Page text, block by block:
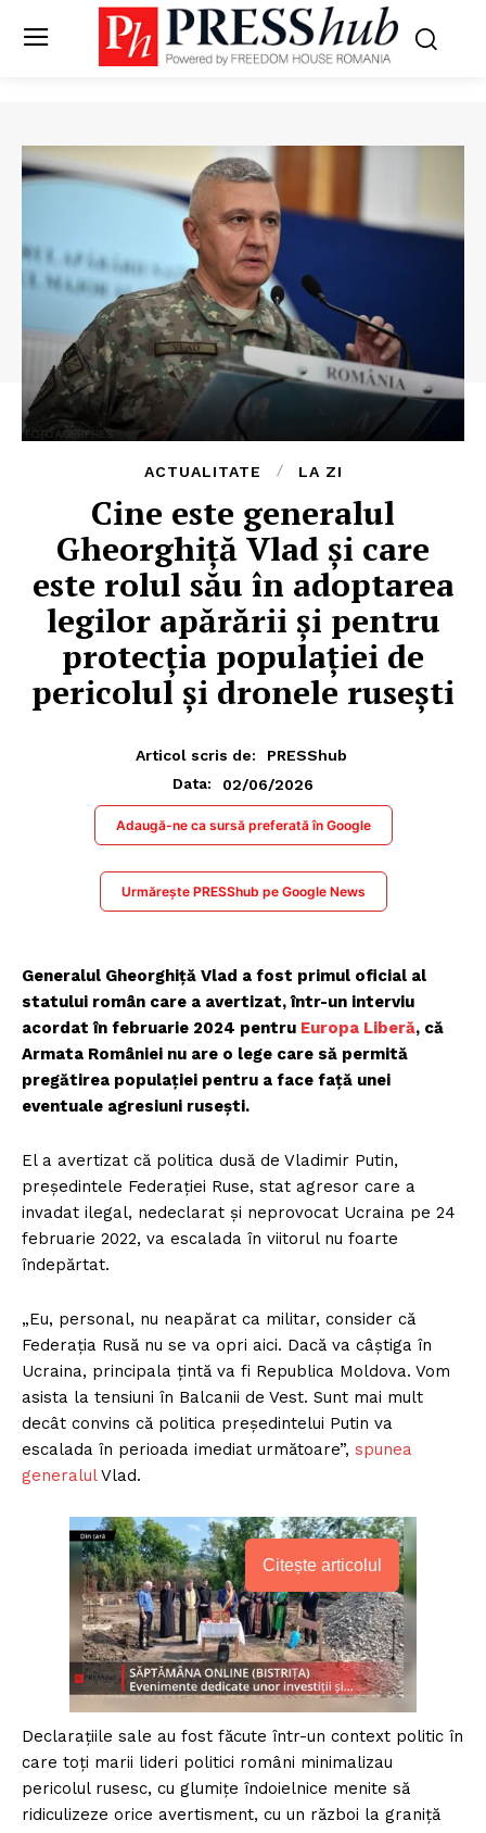
ACTUALITATE LA ZI
Cine este generalul
Gheorghiță Vlad și care
este rolul său în adoptarea
legilor apărării și pentru
protecția populației de
pericolul și dronele rusești
Articol scris de:
PRESShub
Data:
02/06/2026
Adaugă-ne ca sursă preferată în Google
Urmărește PRESShub pe Google News
Generalul Gheorghiță Vlad a fost primul oficial al
statului român care a avertizat, într-un interviu
acordat în februarie 2024 pentru Europa Liberă, că
Armata României nu are o lege care să permită
pregătirea populației pentru a face față unei
eventuale agresiuni rusești.
El a avertizat că politica dusă de Vladimir Putin,
președintele Federației Ruse, stat agresor care a
invadat ilegal, nedeclarat și neprovocat Ucraina pe 24
februarie 2022, va escalada în viitorul nu foarte
îndepărtat.
„Eu, personal, nu neapărat ca militar, consider că
Federația Rusă nu se va opri aici. Dacă va câștiga în
Ucraina, principala țintă va fi Republica Moldova. Vom
asista la tensiuni în Balcanii de Vest. Sunt mai mult
decât convins că politica președintelui Putin va
escalada în perioada imediat următoare”, spunea
generalulVlad.
Citește articolul
Declarațiile sale au fost făcute într-un context politic în
care toți marii lideri politici români minimalizau
pericolul rusesc, cu glumițe îndoielnice menite să
ridiculizeze orice avertisment, cu un război la graniță